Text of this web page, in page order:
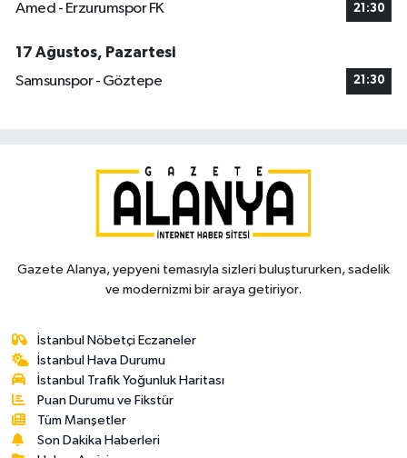
Amed - Erzurumspor FK 21:30
17 Ağustos, Pazartesi
Samsunspor - Göztepe
21:30
Gazete Alanya, yepyeni temasıyla sizleri buluştururken, sadelik
ve modernizmi bir araya getiriyor.
İstanbul Nöbetçi Eczaneler
İstanbul Hava Durumu
İstanbul Trafik Yoğunluk Haritası
Puan Durumu ve Fikstür
Tüm Manşetler
Son Dakika Haberleri